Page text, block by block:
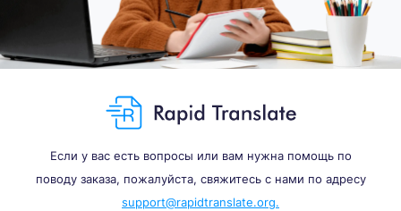
Если у вас есть вопросы или вам нужна помощь по
поводу заказа, пожалуйста, свяжитесь с нами по адресу
support@rapidtranslate.org.